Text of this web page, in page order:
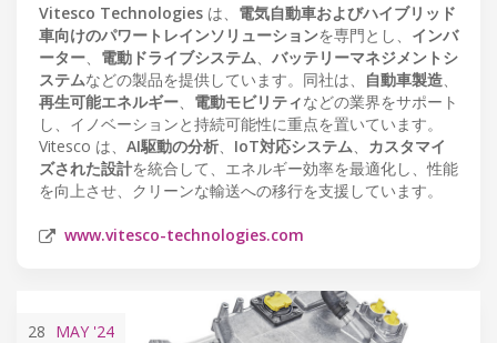
Vitesco Technologies は、 電気自動車およびハイブリッド
車向けのパワートレインソリューションを専門とし、 インバ
ーター、 電動ドライブシステム、 バッテリーマネジメントシ
ステムなどの製品を提供しています。同社は、 自動車製造、
再生可能エネルギー、 電動モビリティなどの業界をサポート
し、イノベーションと持続可能性に重点を置いています。
Vitesco は、 AI駆動の分析、 IoT対応システム、 カスタマイ
ズされた設計を統合して、エネルギー効率を最適化し、性能
を向上させ、クリーンな輸送への移行を支援しています。
www.vitesco-technologies.com
28 MAY '24